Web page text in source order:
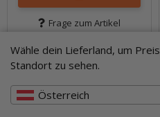
Wähle dein Lieferland, um
Standort zu sehen.
Österreich
Frage zum Artikel